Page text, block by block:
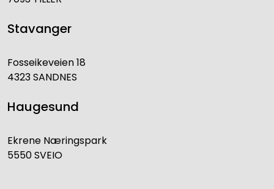
Stavanger
Fosseikeveien 18
4323 SANDNES
Haugesund
Ekrene Næringspark
5550 SVEIO